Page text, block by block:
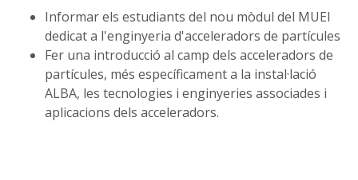
Informar els estudiants del nou mòdul del MUEI
dedicat a l'enginyeria d'acceleradors de partícules
Fer una introducció al camp dels acceleradors de
partícules, més específicament a la instal·lació
ALBA, les tecnologies i enginyeries associades i
aplicacions dels acceleradors.